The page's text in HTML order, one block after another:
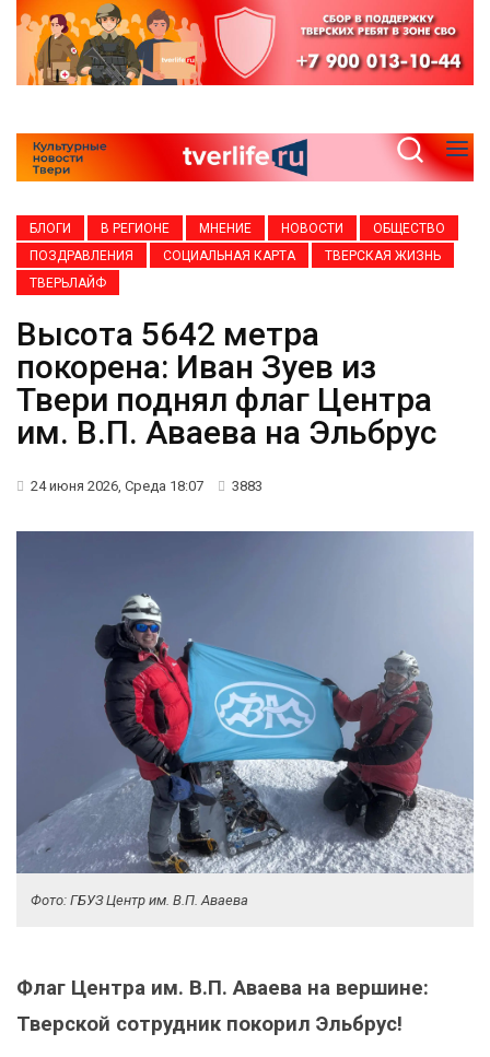
БЛОГИ В РЕГИОНЕ МНЕНИЕ НОВОСТИ
ОБЩЕСТВО
ПОЗДРАВЛЕНИЯ
СОЦИАЛЬНАЯ КАРТА
ТВЕРСКАЯ ЖИЗНЬ
ТВЕРЬЛАЙФ
Высота 5642 метра
покорена: Иван Зуев из
Твери поднял флаг Центра
им. В.П. Аваева на Эльбрус
24 июня 2026, Среда 18:07 3883
Фото: ГБУЗ Центр им. В.П. Аваева
Флаг Центра им. В.П. Аваева на вершине:
Тверской сотрудник покорил Эльбрус!